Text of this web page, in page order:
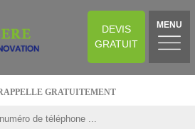
DEVIS
GRATUIT
MENU
GRATUITEMENT